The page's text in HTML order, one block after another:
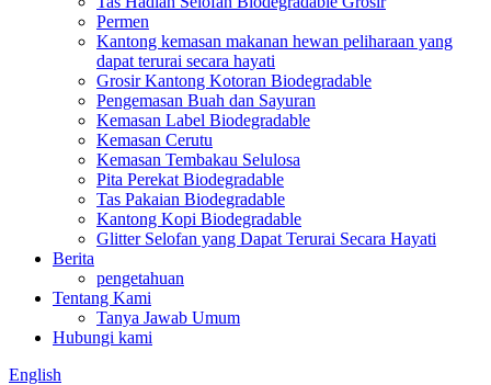
Permen
Kantong kemasan makanan hewan peliharaan yang
dapat terurai secara hayati
Grosir Kantong Kotoran Biodegradable
Pengemasan Buah dan Sayuran
Kemasan Label Biodegradable
Kemasan Cerutu
Kemasan Tembakau Selulosa
Pita Perekat Biodegradable
Tas Pakaian Biodegradable
Kantong Kopi Biodegradable
Glitter Selofan yang Dapat Terurai Secara Hayati
Berita
pengetahuan
Tentang Kami
Tanya Jawab Umum
Hubungi kami
English